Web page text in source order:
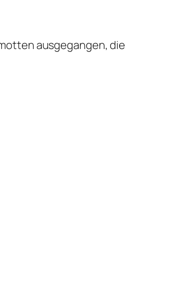
ausgegangen, die